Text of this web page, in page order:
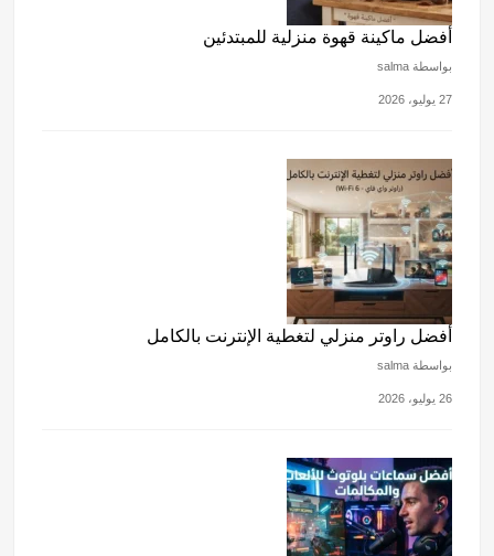
أفضل ماكينة قهوة منزلية للمبتدئين
بواسطة salma
27 يوليو، 2026
أفضل راوتر منزلي لتغطية الإنترنت بالكامل
بواسطة salma
26 يوليو، 2026